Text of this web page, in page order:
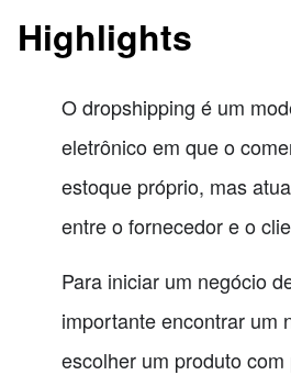
Highlights
O dropshipping é um
eletrônico em que o
estoque próprio, mas
entre o fornecedor e o
Para iniciar um negócio
importante encontrar um
escolher um produto